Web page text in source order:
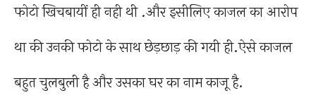
फोटो खिचबायीं ही नही थी .और इसीलिए काजल का आरोप
था की उनकी फोटो के साथ छेड़छाड़ की गयी ही.ऐसे काजल
बहुत चुलबुली है और उसका घर का नाम काजू है.